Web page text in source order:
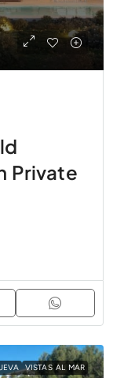
Private
VISTAS AL MAR